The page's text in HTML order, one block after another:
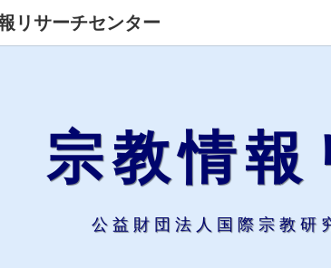
リサーチセンター
宗教情報
公益財団法人国際宗教研